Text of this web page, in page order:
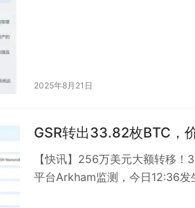
2025年8月21日
GSR转出33.82枚BTC，
【快讯】256万美元大额转移
平台Arkham监测，今日12:36